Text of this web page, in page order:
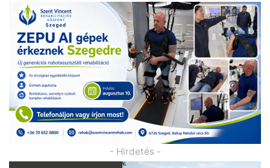
- Hirdetés -